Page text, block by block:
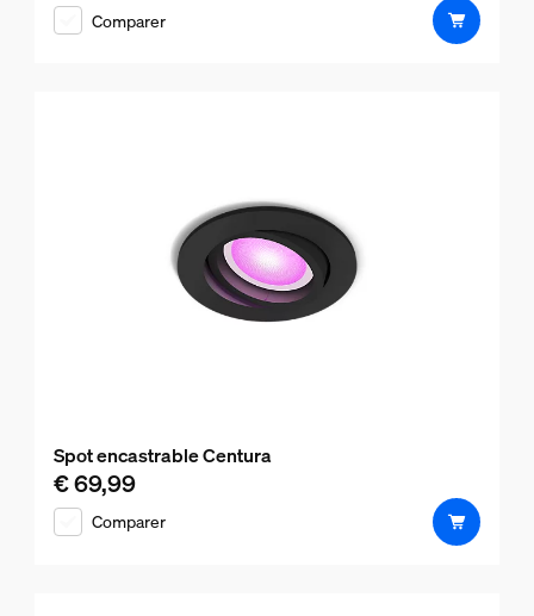
Comparer
Spot encastrable Centura
Le prix actuel est € 69,99
€ 69,99
Comparer